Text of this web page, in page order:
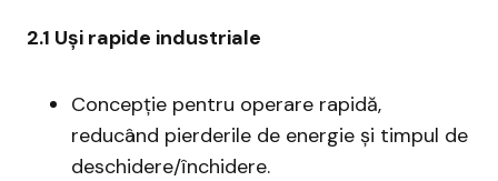
2.1 Uși rapide industriale
Concepție pentru operare rapidă,
reducând pierderile de energie și timpul de
deschidere/închidere.